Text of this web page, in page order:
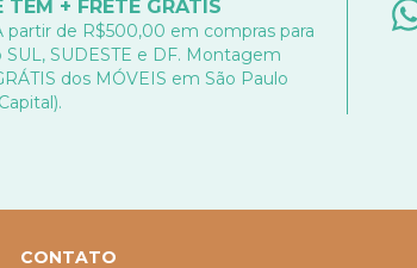
TEM + FRETE GRÁTIS
partir de R$500,00 em compras para
SUL, SUDESTE e DF. Montagem
dos MÓVEIS em São Paulo
CONTATO